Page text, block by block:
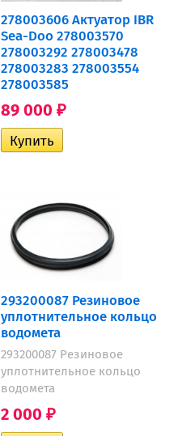
278003606 Актуатор IBR
Sea-Doo 278003570
278003292 278003478
278003283 278003554
278003585
89 000 ₽
293200087 Резиновое
уплотнительное кольцо
водомета
293200087 Резиновое
уплотнительное кольцо
водомета
2 000 ₽